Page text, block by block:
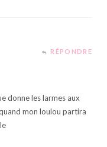
RÉPONDRE
donne les larmes aux
mon loulou partira